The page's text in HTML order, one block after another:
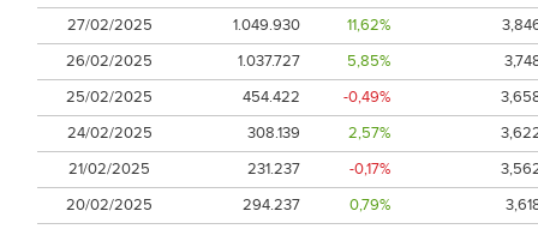
27/02/2025
1.049.930 11,62%
26/02/2025
1.037.727 5,85%
25/02/2025
454.422 -0,49%
24/02/2025
308.139 2,57%
21/02/2025
231.237 -0,17%
20/02/2025
294.237 0,79%